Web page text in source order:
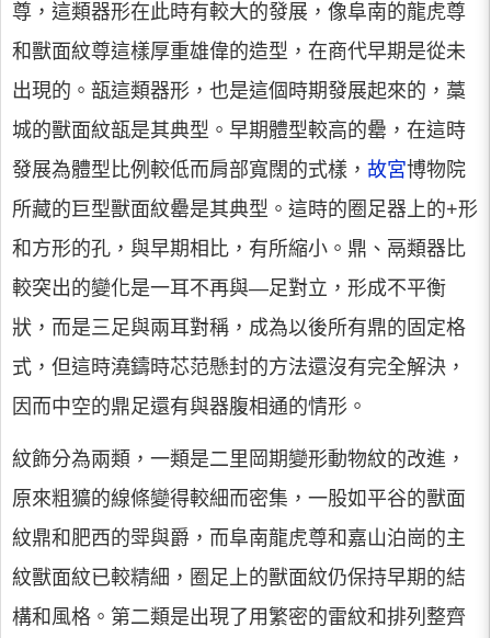
尊，這類器形在此時有較大的發展，像阜南的龍虎尊
和獸面紋尊這樣厚重雄偉的造型，在商代早期是從未
出現的。瓿這類器形，也是這個時期發展起來的，藁
城的獸面紋瓿是其典型。早期體型較高的罍，在這時
發展為體型比例較低而肩部寬闊的式樣， 故宮博物院
所藏的巨型獸面紋罍是其典型。這時的圈足器上的+形
和方形的孔，與早期相比，有所縮小。鼎、鬲類器比
較突出的變化是一耳不再與—足對立，形成不平衡
狀，而是三足與兩耳對稱，成為以後所有鼎的固定格
式，但這時澆鑄時芯范懸封的方法還沒有完全解決，
因而中空的鼎足還有與器腹相通的情形。
紋飾分為兩類，一類是二里岡期變形動物紋的改進，
原來粗獷的線條變得較細而密集，一股如平谷的獸面
紋鼎和肥西的斝與爵，而阜南龍虎尊和嘉山泊崗的主
紋獸面紋已較精細，圈足上的獸面紋仍保持早期的結
構和風格。第二類是出現了用繁密的雷紋和排列整齊